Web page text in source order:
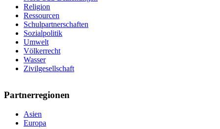
Religion
Ressourcen
Schulpartnerschaften
Sozialpolitik
Umwelt
Völkerrecht
Wasser
Zivilgesellschaft
Partnerregionen
Asien
Europa